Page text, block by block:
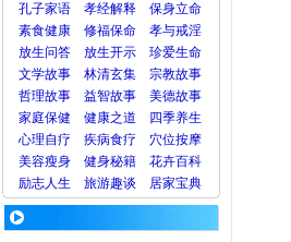
孔子家语
孝经解释
保身立命
素食健康
修福保命
孝与戒淫
放生问答
放生开示
珍爱生命
文学故事
林清玄集
宗教故事
哲理故事
益智故事
美德故事
家庭保健
健康之道
四季养生
心理自疗 疾病食疗 穴位按摩
美容瘦身 健身秘籍 花卉百科
励志人生
旅游趣谈 居家宝典